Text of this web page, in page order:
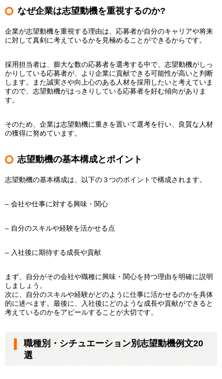
なぜ企業は志望動機を重視するのか?
企業が志望動機を重視する理由は、応募者が自分のキャリアや将来
に対して真剣に考えているかを見極めることができるからです。
採用担当者は、膨大な数の応募者を選考する中で、志望動機がしっ
かりしている応募者が、より企業に貢献できる可能性が高いと判断
します。また誠実さや向上心のある人材を採用したいと考えていま
すので、志望動機がはっきりしている応募者を好む傾向がありま
す。
そのため、企業は志望動機に重きを置いて選考を行い、良質な人材
の獲得に努めています。
志望動機の基本構成とポイント
志望動機の基本構成は、以下の３つのポイントで構成されます。
– 会社や仕事に対する興味・関心
– 自分のスキルや経験を活かせる点
– 入社後に期待する成長や貢献
まず、自分がその会社や職種に興味・関心を持つ理由を明確に説明
しましょう。
次に、自分のスキルや経験がどのように仕事に活かせるのかを具体
的に述べます。最後に、入社後にどのような成長や貢献ができると
考えているのかをアピールすることが大切です。
職種別・シチュエーション別志望動機例文20
選